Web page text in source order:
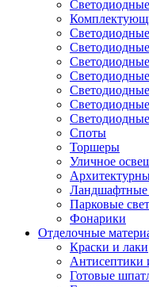
Споты
Торшеры
Уличное
Ландшафтные
Парковые
Фонарики
Отделочные
Краски и лаки
Антисептики
Готовые